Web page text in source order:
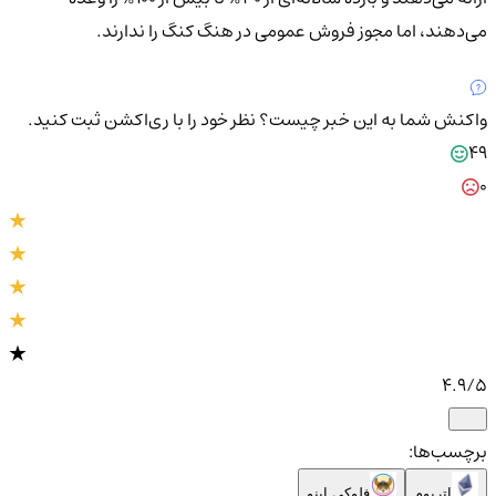
می‌دهند، اما مجوز فروش عمومی در هنگ کنگ را ندارند.
واکنش شما به این خبر چیست؟نظر خود را با ری‌اکشن ثبت کنید.
49
4.9/5
برچسب‌ها: